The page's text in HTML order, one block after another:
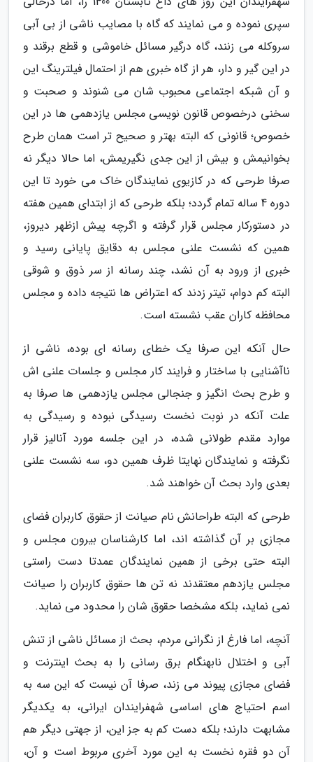
سپری نموده و می نمایند که گاه با مصایب ناشی از بی آبی
سروکله می زنند، گاه درگیر مسائل خاموشی و قطع برقند و
در این گیر و دار، هر از گاه خبری هم از احتمال فیلترینگ این
و آن شبکه اجتماعی محبوب شان می شنوند و صحبت و
سخنی درخصوص قانون نویسی مجلس یازدهمی ها در این
خصوص؛ قانونی که البته بهتر و صحیح تر است همان طرح
بخوانیمش و بیش از این جدی نگیریمش، اما حالا دیگر نه
صرفا طرحی که در کازیوی نمایندگان خاک می خورد تا این
دوره 4 ساله تمام گردد؛ بلکه طرحی که از ابتدای همین هفته
در دستورکار مجلس قرار گرفته و اگرچه پیش ازظهر دیروز،
همین که نشست علنی مجلس به دقایق پایانی رسید و
خبری از ورود به آن نشد، چند رسانه از سر ذوق و شوقی
البته کم دوام، تیتر زدند که اعتراض ها نتیجه داده و مجلس
محافظه کاران عقب نشسته است.
حال آنکه این صرفا یک خطای رسانه ای بوده، ناشی از
ناآشنایی با ساختار و فرایند کار مجلس و جلسات علنی اش
و طرح بحث انگیز و جنجالی مجلس یازدهمی ها صرفا به
علت آنکه در نوبت نخست رسیدگی نبوده و رسیدگی به
موارد مقدم طولانی شده، در این جلسه مورد آنالیز قرار
نگرفته و نمایندگان نهایتا ظرف همین دو، سه نشست علنی
بعدی وارد بحث آن خواهند شد.
طرحی که البته طراحانش نام صیانت از حقوق کاربران فضای
مجازی بر آن گذاشته اند، اما کارشناسان بیرون مجلس و
البته حتی برخی از همین نمایندگان عمدتا دست راستی
مجلس یازدهم معتقدند نه تن ها حقوق کاربران را صیانت
نمی نماید، بلکه مشخصا حقوق شان را محدود می نماید.
آنچه، اما فارغ از نگرانی مردم، بحث از مسائل ناشی از تنش
آبی و اختلال نابهنگام برق رسانی را به بحث اینترنت و
فضای مجازی پیوند می زند، صرفا آن نیست که این سه به
اسم احتیاج های اساسی شهفرایندان ایرانی، به یکدیگر
مشابهت دارند؛ بلکه دست کم به جز این، از جهتی دیگر هم
آن دو فقره نخست به این مورد آخری مربوط است و آن،